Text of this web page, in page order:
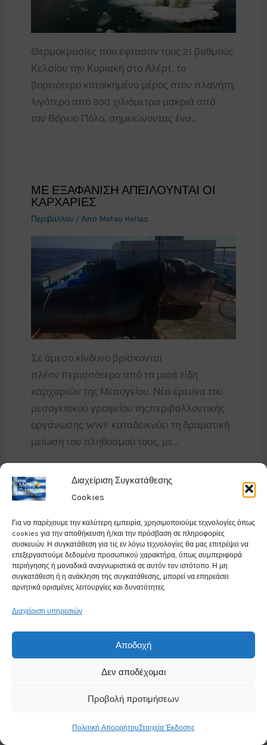
Διαχείριση Συγκατάθεσης
Cookies
Για να παρέχουμε την καλύτερη εμπειρία, χρησιμοποιούμε τεχνολογίες όπως
cookies για την αποθήκευση ή/και την πρόσβαση σε πληροφορίες
συσκευών. Η συγκατάθεση για τις εν λόγω τεχνολογίες θα μας επιτρέψει να
επεξεργαστούμε δεδομένα προσωπικού χαρακτήρα, όπως συμπεριφορά
περιήγησης ή μοναδικά αναγνωριστικά σε αυτόν τον ιστότοπο. Η μη
συγκατάθεση ή η ανάκληση της συγκατάθεσης, μπορεί να επηρεάσει
αρνητικά ορισμένες λειτουργίες και δυνατότητες.
Διαχείριση υπηρεσιών
Αποδοχή
Δεν αποδέχομαι
Προβολή προτιμήσεων
Πολιτική ΑπορρήτουΣτοιχεία Έκδοσης
Θερμοκρασίες που έφτασαν τους 21 βαθμούς
Κελσίου την Κυριακή στο Αλέρτ, το
βορειότερο κατοικημένο μέρος στον πλανήτη,
λιγότερο από 900 χιλιόμετρα μακριά από
τον Βόρειο Πόλο, σημειώνοντας ένα…
ΜΕ ΕΞΑΦΑΝΙΣΗ ΑΠΕΙΛΟΥΝΤΑΙ ΟΙ
ΚΑΡΧΑΡΙΕΣ
Περιβάλλον/ Από Meteo Hellas
Σε άμεσο κίνδυνο βρίσκονται
πλέον περισσότερα από τα μισά είδη
καρχαριών της Μεσογείου. Νέα έρευνα του
μεσογειακού γραφείου τηςπεριβαλλοντικής
οργάνωσης WWF καταδεικνύει τη δραματική
μείωση του πληθυσμού τους, με…
ρύπανσης σε ένα “σκληρό” βίντεο.
Περιβάλλον/ ΑπόMeteo Hellas
ερευνητών να βγάλουν από την μύτη μιας
θαλάσσιας χελώνας ένα πλαστικό καλαμάκι